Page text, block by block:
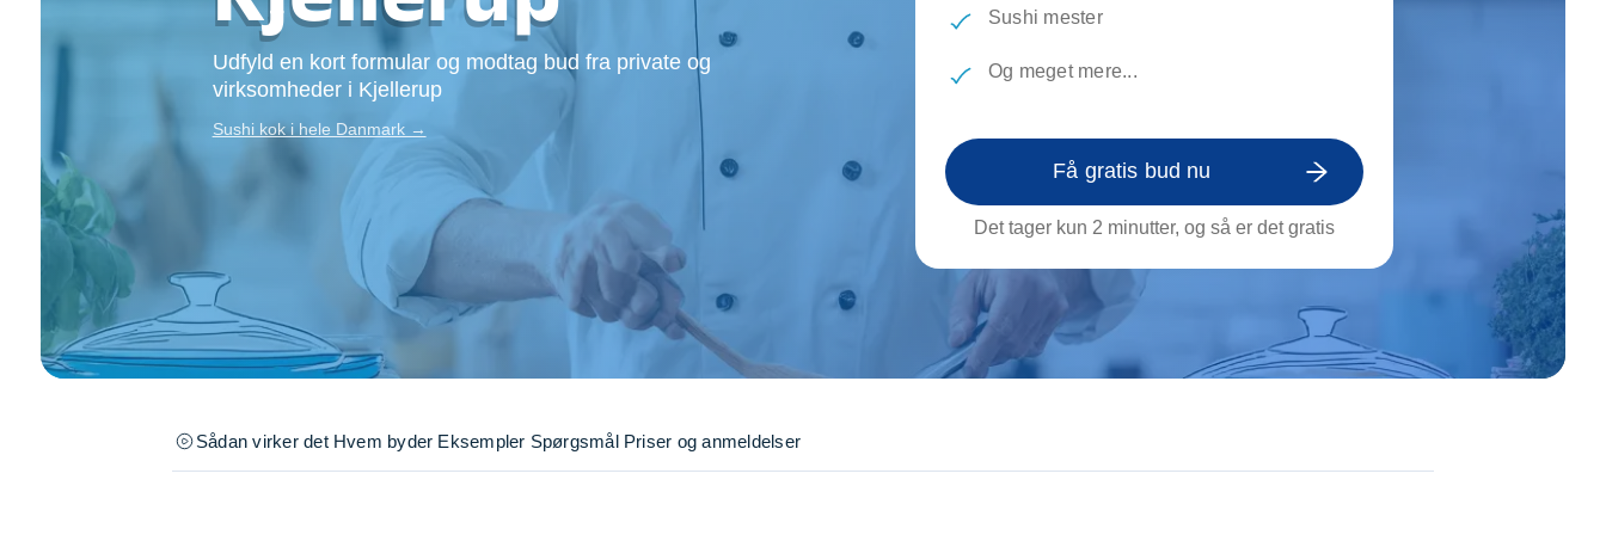
Opsætning af skillevæg
Reparation af tagrende
Træfældning
Tunge løft
TV installation og opsætning
Udflytnings rengøring
Se alle...
Udfyld en kort formular og modtag bud fra private og
virksomheder i Kjellerup
Sushi kok i hele Danmark →
Sushi mester
Og meget mere...
Få gratis bud nu
Det tager kun 2 minutter, og så er det gratis
Sådan virker det Hvem byder Eksempler Spørgsmål Priser og anmeldelser